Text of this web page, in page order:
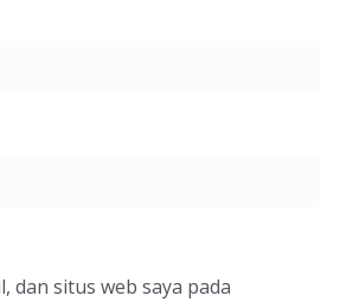
dan situs web saya pada